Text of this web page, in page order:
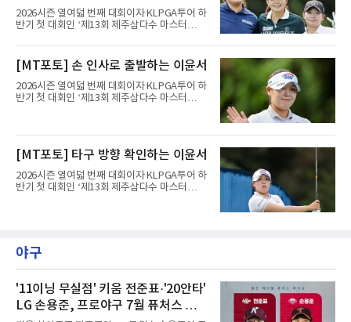
2026시즌 열여덟 번째 대회이자 KLPGA투어 하
반기 첫 대회인 ‘제13회 제주삼다수 마스터
제주도 서귀포시에 위치한 테디밸리 골프앤리조
트(파72/6,767야드)에서 열리고 있다.7일 현재
2라운드 경기가 펼쳐지고 있다.장수연(동부건
설)이 1번 홀에서 경기하고 있다.
[MT포토] 손 인사로 출발하는 이윤서
2026시즌 열여덟 번째 대회이자 KLPGA투어 하
반기 첫 대회인 ‘제13회 제주삼다수 마스터
트(파72/6,767야드)에서 열리고 있다.7일 현재
번 홀에서 경기하고 있다.
[MT포토] 타구 방향 확인하는 이윤서
2026시즌 열여덟 번째 대회이자 KLPGA투어 하
반기 첫 대회인 ‘제13회 제주삼다수 마스터
번 홀에서 경기하고 있다.
야구
'11이닝 무실점' 키움 전준표·'20안타'
LG 손용준, 프로야구 7월 퓨처스 루키